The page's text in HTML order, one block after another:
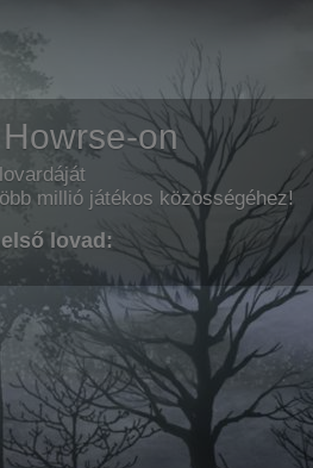
on
millió játékos közösségéhez!
lovad: